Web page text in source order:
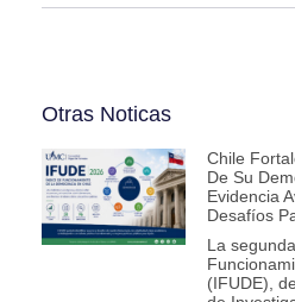
Otras Noticas
Chile
De Su
Evidencia
Desafíos
La
(IFUDE),